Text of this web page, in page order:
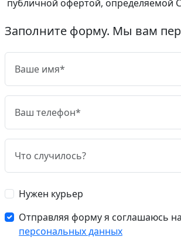
публичной офертой, определяемой
Заполните форму. Мы вам
Нужен курьер
Отправляя форму я соглашаюсь
персональных данных